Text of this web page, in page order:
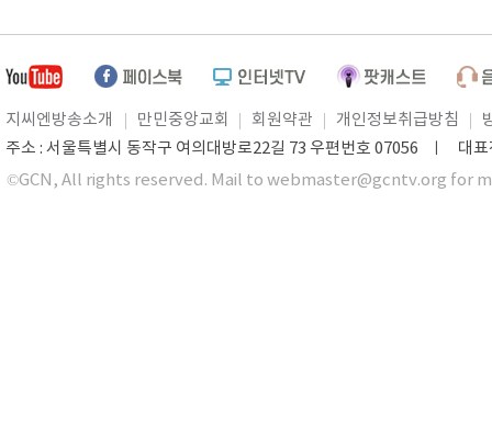
지씨엔방송소개 만민중앙교회 회원약관 개인정보취급방침
주소 : 서울특별시 동작구 여의대방로22길 73 우편번호 07056 ㅣ 대
©GCN, All rights reserved. Mail to webmaster@gcntv.org for